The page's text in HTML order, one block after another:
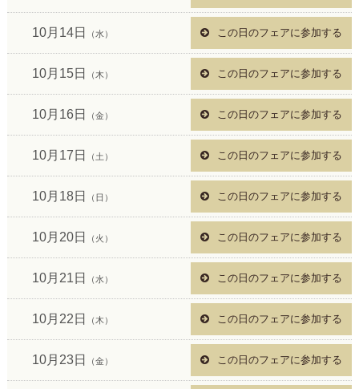
10月14日 （水） この日のフェアに参加する
10月15日 （木） この日のフェアに参加する
10月16日 （金） この日のフェアに参加する
10月17日 （土） この日のフェアに参加する
10月18日 （日） この日のフェアに参加する
10月20日 （火） この日のフェアに参加する
10月21日 （水） この日のフェアに参加する
10月22日 （木） この日のフェアに参加する
10月23日 （金） この日のフェアに参加する